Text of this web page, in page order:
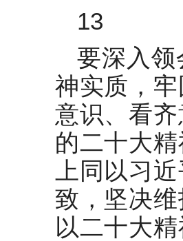
13
要深入领
神实质，
意识、看
的二十大
上同以习
致，坚决
以二十大